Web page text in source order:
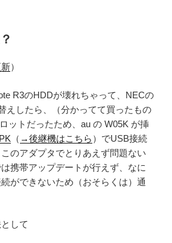
）
R3のHDDが壊れちゃって、NECの
えしたら、（分かってて買ったもの
ットだったため、au の W05K が挿
（ →後継機はこちら ）でUSB接続
のアダプタでとりあえず問題ない
携帯アップデートが行えず、なに
ができないため（おそらくは）通
して